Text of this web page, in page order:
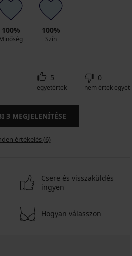
100%
Minőség
100%
Szín
5
egyetértek
0
nem értek egyet
3 MEGJELENÍTÉSE
értékelés (6)
Csere és visszaküldés
ingyen
Hogyan válasszon